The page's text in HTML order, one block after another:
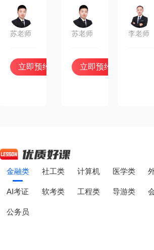
刷课第
1讲
苏老师
立即预约
重点第
1讲
苏老师
立即预约
前划重
点第4
讲
李老师
金融类 社工类 计算机 医学类
AI考证 软考类 工程类 导游类
公务员